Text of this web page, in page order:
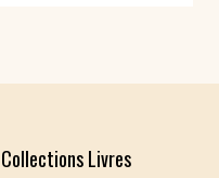
Collections Livres